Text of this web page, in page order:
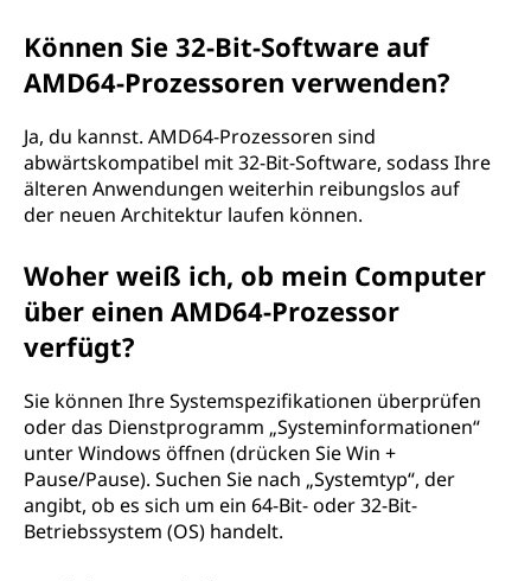
Können Sie 32-Bit-Software auf
AMD64-Prozessoren verwenden?
Ja, du kannst. AMD64-Prozessoren sind
abwärtskompatibel mit 32-Bit-Software, sodass Ihre
älteren Anwendungen weiterhin reibungslos auf
der neuen Architektur laufen können.
Woher weiß ich, ob mein Computer
über einen AMD64-Prozessor
verfügt?
Sie können Ihre Systemspezifikationen überprüfen
oder das Dienstprogramm „Systeminformationen“
unter Windows öffnen (drücken Sie Win +
Pause/Pause). Suchen Sie nach „Systemtyp“, der
angibt, ob es sich um ein 64-Bit- oder 32-Bit-
Betriebssystem (OS) handelt.